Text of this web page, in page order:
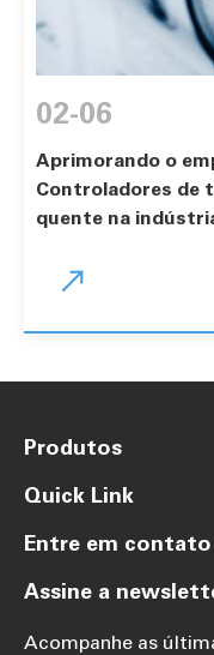
02-06
Aprimorando o
Controladores de
quente na

Produtos
Quick Link
Entre em
Assine a
Acompanhe as